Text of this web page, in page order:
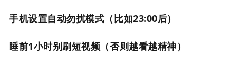
手机设置自动勿扰模式（比如23:00后）
睡前1小时别刷短视频（否则越看越精神）